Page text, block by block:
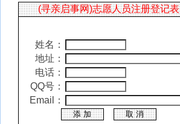
(寻亲启事网)志愿人员注册登记表
姓名：
地址：
电话：
QQ号：
Email：